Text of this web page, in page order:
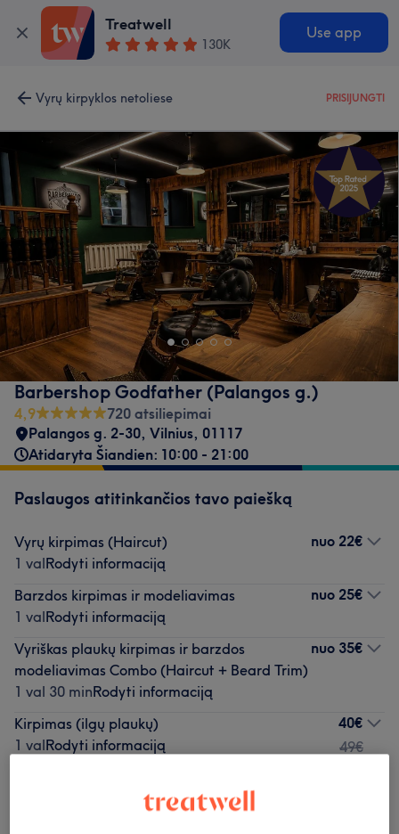
Treatwell
130K
Use app
Vyrų kirpyklos netoliese PRISIJUNGTI
Barbershop Godfather (Palangos g.)
4,9
720 atsiliepimai
Palangos g. 2-30, Vilnius, 01117
Atidaryta Šiandien: 10:00 - 21:00
Paslaugos atitinkančios tavo paiešką
Vyrų kirpimas (Haircut)
1 valRodyti informaciją
nuo 22€
Barzdos kirpimas ir modeliavimas
1 valRodyti informaciją
nuo 25€
Vyriškas plaukų kirpimas ir barzdos
modeliavimas Combo (Haircut + Beard Trim)
1 val 30 minRodyti informaciją
nuo 35€
Kirpimas (ilgų plaukų)
1 valRodyti informaciją
40€
49€
Rodyti informaciją